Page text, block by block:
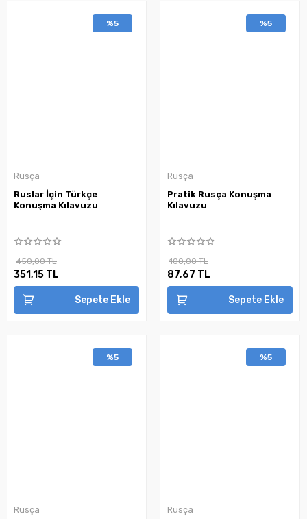
%5
Rusça
Ruslar İçin Türkçe
Konuşma Kılavuzu
450,00 TL
351,15 TL
Sepete Ekle
%5
Rusça
Pratik Rusça Konuşma
Kılavuzu
100,00 TL
87,67 TL
Sepete Ekle
%5
Rusça
%5
Rusça